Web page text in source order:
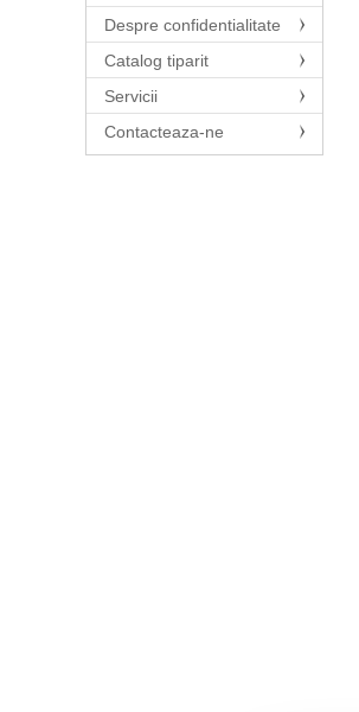
Despre confidentialitate
Catalog tiparit
Servicii
Contacteaza-ne